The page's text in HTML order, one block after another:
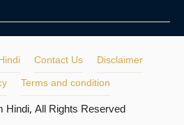
Contact Us
Disclaimer
Terms and condition
Hindi, All Rights Reserved